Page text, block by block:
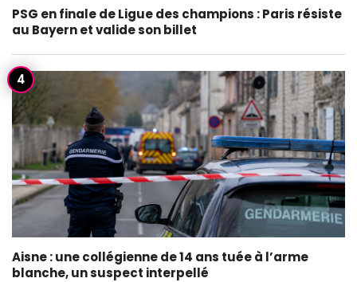
PSG en finale de Ligue des champions : Paris résiste
au Bayern et valide son billet
Aisne : une collégienne de 14 ans tuée à l’arme
blanche, un suspect interpellé